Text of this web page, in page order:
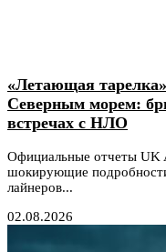
«Летающая
Северным морем:
встречах с НЛО
Официальные отчеты UK
шокирующие
лайнеров...
02.08.2026